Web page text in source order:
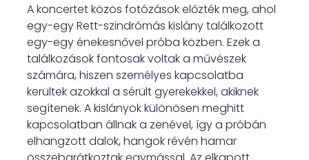
A koncertet közös fotózások előzték meg, ahol
egy-egy Rett-szindrómás kislány találkozott
egy-egy énekesnővel próba közben. Ezek a
találkozások fontosak voltak a művészek
számára, hiszen személyes kapcsolatba
kerültek azokkal a sérült gyerekekkel, akiknek
segítenek. A kislányok különösen meghitt
kapcsolatban állnak a zenével, így a próbán
elhangzott dalok, hangok révén hamar